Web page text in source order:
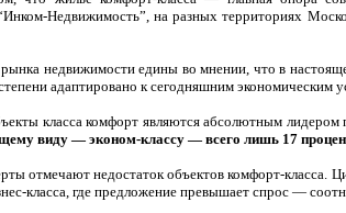
Недвижимость”, на разных территориях
недвижимости едины во мнении, что в
адаптировано к сегодняшним экономическим
класса комфорт являются абсолютным
виду — эконом-классу — всего лишь 17
отмечают недостаток объектов комфорт-
класса, где предложение превышает спрос —